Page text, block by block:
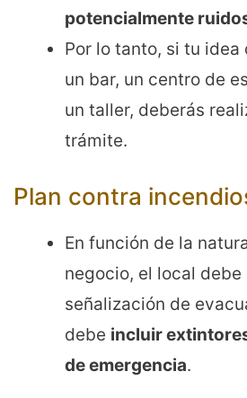
potencialmente
Por lo tanto, si tu idea
un bar, un centro de
un taller, deberás
trámite.
Plan contra
En función de la
negocio, el local
señalización de
debe incluir
de emergencia.